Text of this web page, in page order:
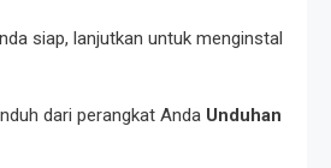
siap, lanjutkan untuk menginstal
dari perangkat Anda Unduhan